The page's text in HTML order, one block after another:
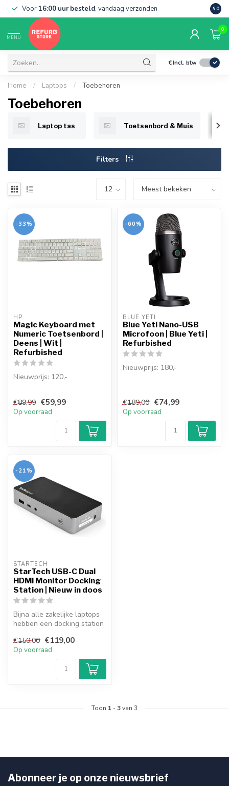
Voor 16:00 uur besteld, vandaag verzonden 9.0
MENU
0
€Incl. btw
Home / Laptops / Toebehoren
Toebehoren
Laptop tas Toetsenbord & Muis
Filters
-33%
HP
Magic Keyboard met
Numeric Toetsenbord |
Deens | Wit |
Refurbished
Nieuwprijs: 120,-
met Numeriek Toetsenbord
(Model A1...
€89,99 €59,99
Op voorraad
-60%
BLUE YETI
Blue Yeti Nano-USB
Microfoon | Blue Yeti |
Refurbished
Nieuwprijs: 180,-
uitzonder...
€189,00 €74,99
Op voorraad
-21%
STARTECH
StarTech USB-C Dual
HDMI Monitor Docking
Station | Nieuw in doos
Bijna alle zakelijke laptops
hebben een docking station
€150,00 €119,00
Op voorraad
Toon 1 -3van 3
Abonneer je op onze nieuwsbrief